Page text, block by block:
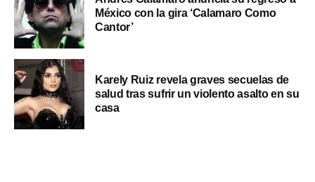
México con la gira ‘Calamaro Como
Cantor’
Karely Ruiz revela graves secuelas de
salud tras sufrir un violento asalto en su
casa